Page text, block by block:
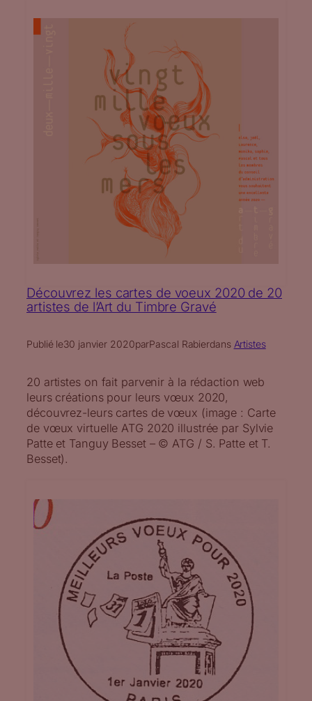
Découvrez les cartes de voeux 2020 de 20
artistes de l’Art du Timbre Gravé
Publié le30 janvier 2020parPascal Rabierdans Artistes
20 artistes on fait parvenir à la rédaction web
leurs créations pour leurs vœux 2020,
découvrez-leurs cartes de vœux (image : Carte
de vœux virtuelle ATG 2020 illustrée par Sylvie
Patte et Tanguy Besset – © ATG / S. Patte et T.
Besset).